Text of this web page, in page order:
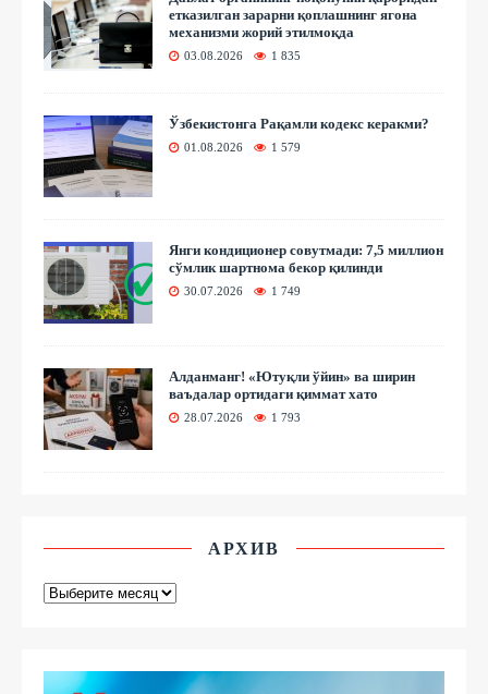
етказилган зарарни қоплашнинг ягона
механизми жорий этилмоқда
03.08.2026 1 835
Ўзбекистонга Рақамли кодекс керакми?
01.08.2026 1 579
Янги кондиционер совутмади: 7,5 миллион
сўмлик шартнома бекор қилинди
30.07.2026 1 749
Алданманг! «Ютуқли ўйин» ва ширин
ваъдалар ортидаги қиммат хато
28.07.2026 1 793
АРХИВ